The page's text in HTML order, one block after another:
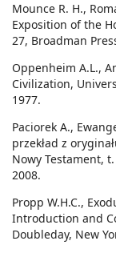
Mounce R. H.,
Exposition of the
27, Broadman
Oppenheim A.L.,
Civilization,
1977.
Paciorek A.,
przekład z
Nowy Testament,
2008.
Propp W.H.C.,
Introduction and
Doubleday, New